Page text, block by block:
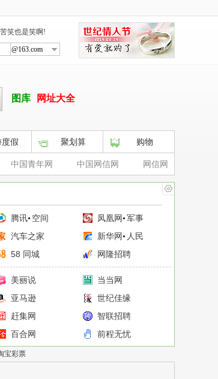
笑也是笑啊!
@163.com
图库 网址大全
假 聚划算 购物
中国青年网 中国网信网 网信网
腾讯 空间 凤凰网 军事
汽车之家 新华网
人民
58 同城 网隆招聘
美丽说
当当网
亚马逊
世纪佳缘
赶集网
智联招聘
百合网
前程无忧
中关村在线
宝彩票